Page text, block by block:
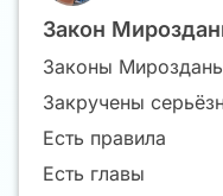
Закон
Законы
Закручены
Есть правила
Есть главы